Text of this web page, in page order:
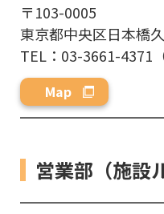
〒103-0005
東京都中央区日本橋
TEL：03-3661-4371
Map
営業部（施設